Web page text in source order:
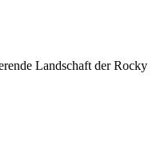
Landschaft der Rocky